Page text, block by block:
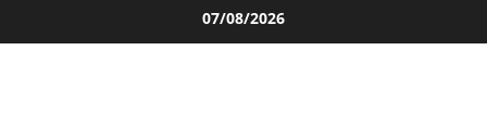
al
07/08/2026